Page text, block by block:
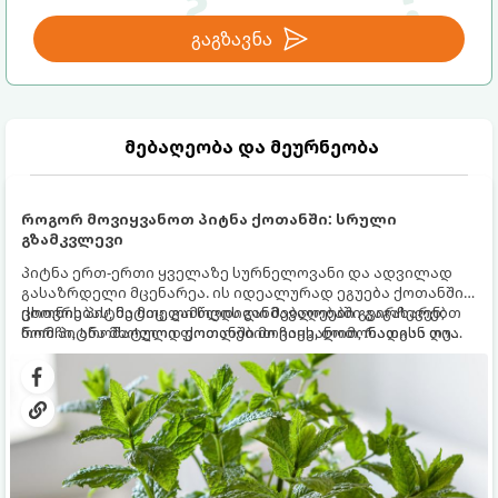
გაგზავნა
მებაღეობა და მეურნეობა
როგორ მოვიყვანოთ პიტნა ქოთანში: სრული
გზამკვლევი
პიტნა ერთ-ერთი ყველაზე სურნელოვანი და ადვილად
გასაზრდელი მცენარეა. ის იდეალურად ეგუება ქოთანში
ცხოვრებას, მეტიც, გამოცდილი მებაღეები გვირჩევენ,
რომ პიტნა მხოლოდ ქოთანში მოვიყვანოთ, რადგან ღია
გრუნტში (ბაღში) დარგვისას ის ფესვებით ძალიან
სწრაფად ვრცელდება და სხვა მცენარეებს ავიწროებს.
ქოთნის პიტნა მთელი წლის განმავლობაში გაგახარებთ
ნორჩი, არომატული ფოთლებით ჩაის, ლიმონათისა თუ
კერძებისთვის.